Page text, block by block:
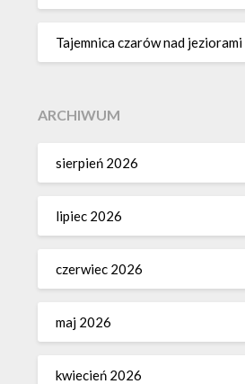
Tajemnica czarów nad jeziorami
ARCHIWUM
sierpień 2026
lipiec 2026
czerwiec 2026
maj 2026
kwiecień 2026